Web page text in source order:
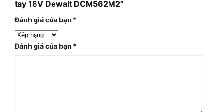
tay 18V Dewalt DCM562M2”
Đánh giá của bạn *
Đánh giá của bạn *